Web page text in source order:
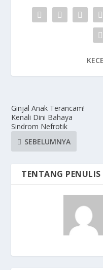
Ginjal Anak Terancam!
Kenali Dini Bahaya
Sindrom Nefrotik
SEBELUMNYA
TENTANG PENULIS